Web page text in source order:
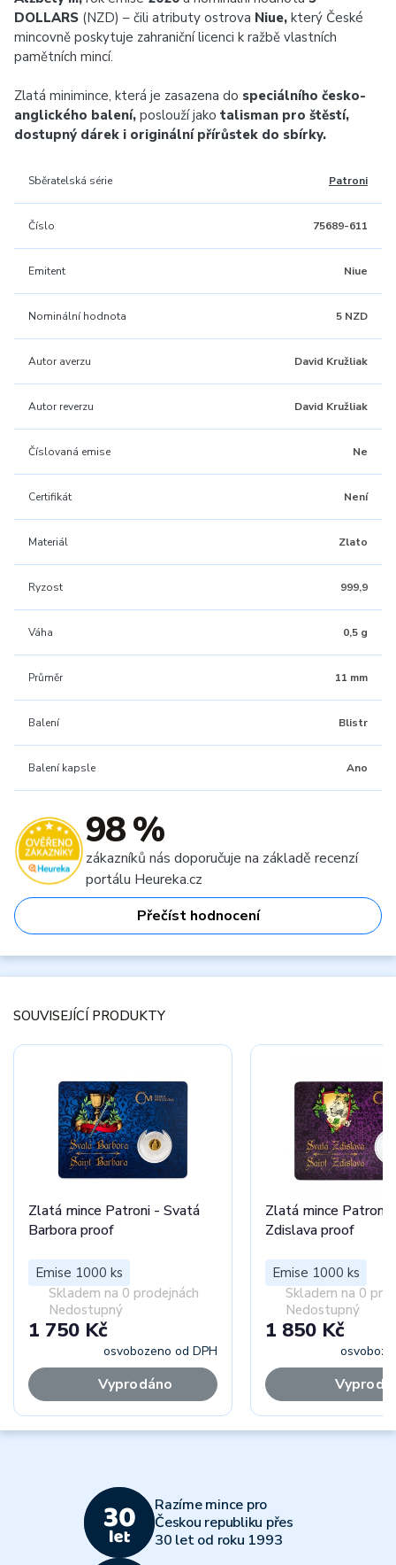
DOLLARS (NZD) – čili atributy ostrova Niue, který České
mincovně poskytuje zahraniční licenci k ražbě vlastních
pamětních mincí.
Zlatá minimince, která je zasazena do speciálního česko-
anglického balení, poslouží jako talisman pro štěstí,
dostupný dárek i originální přírůstek do sbírky.
Sběratelská série Patroni
Číslo 75689-611
Emitent Niue
Nominální hodnota 5 NZD
Autor averzu David Kružliak
Autor reverzu David Kružliak
Číslovaná emise Ne
Certifikát Není
Materiál Zlato
Ryzost 999,9
Váha 0,5 g
Průměr 11 mm
Balení Blistr
Balení kapsle Ano
98 %
zákazníků nás doporučuje na základě recenzí
portálu Heureka.cz
Přečíst hodnocení
SOUVISEJÍCÍ PRODUKTY
Zlatá mince Patroni - Svatá
Barbora proof
Emise 1000 ks
Skladem na 0 prodejnách
Nedostupný
1 750 Kč
osvobozeno od DPH
Vyprodáno
Zlatá mince Patroni
Zdislava proof
Emise 1000 ks
Skladem na 0
Nedostupný
1 850 Kč
Razíme mince pro
Českou republiku přes
30 let od roku 1993